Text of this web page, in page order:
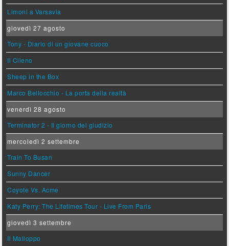
Limoni a Varsavia
giovedì 27 agosto
Tony - Diario di un giovane cuoco
Il Cileno
Sheep in the Box
Marco Bellocchio - La porta della realtà
venerdì 28 agosto
Terminator 2 - Il giorno del giudizio
mercoledì 2 settembre
Train To Busan
Sunny Dancer
Coyote Vs. Acme
Katy Perry: The Lifetimes Tour - Live From Paris
giovedì 3 settembre
Il Malloppo